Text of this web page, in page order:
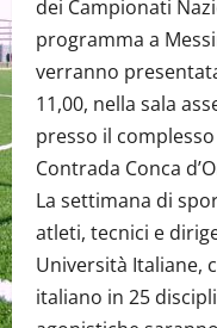
dei Campionati
programma a
verranno
11,00, nella sala
presso il
Contrada Conca
La settimana di
atleti, tecnici e
Università Italiane,
italiano in 25